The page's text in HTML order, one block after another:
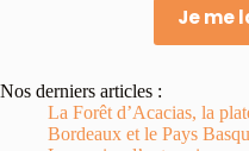
Je me
Nos derniers articles :
La Forêt d’Acacias, la
Bordeaux et le Pays